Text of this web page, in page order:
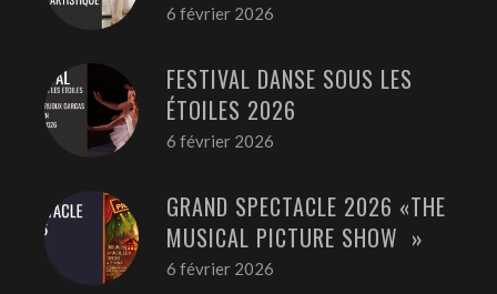
6 février 2026
FESTIVAL DANSE SOUS LES
ÉTOILES 2026
6 février 2026
GRAND SPECTACLE 2026 «THE
MUSICAL PICTURE SHOW »
6 février 2026